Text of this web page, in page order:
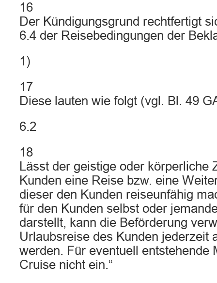
16
Der Kündigungsgrund rechtfertigt
6.4 der Reisebedingungen der
1)
17
Diese lauten wie folgt (vgl. Bl. 49
6.2
18
Lässt der geistige oder körperliche
Kunden eine Reise bzw. eine
dieser den Kunden reiseunfähig
für den Kunden selbst oder
darstellt, kann die Beförderung
Urlaubsreise des Kunden jederzeit
werden. Für eventuell
Cruise nicht ein.“